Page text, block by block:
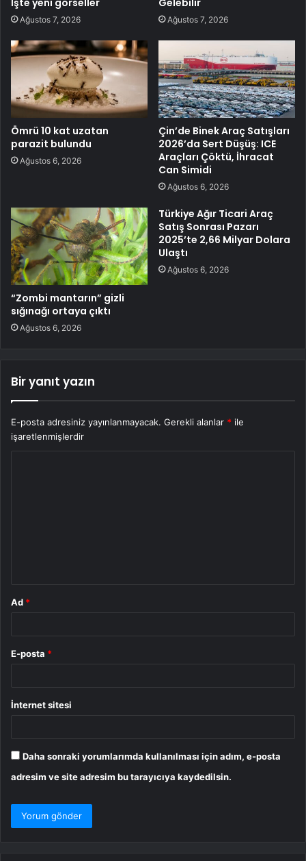
Ağustos 7, 2026 Ağustos 7, 2026
Ömrü 10 kat uzatan
parazit bulundu
Ağustos 6, 2026
Çin’de Binek Araç Satışları
2026’da Sert Düşüş: ICE
Araçları Çöktü, İhracat
Can Simidi
Ağustos 6, 2026
“Zombi mantarın” gizli
sığınağı ortaya çıktı
Ağustos 6, 2026
Türkiye Ağır Ticari Araç
Satış Sonrası Pazarı
2025’te 2,66 Milyar Dolara
Ulaştı
Ağustos 6, 2026
Bir yanıt yazın
E-posta adresiniz yayınlanmayacak. Gerekli alanlar * ile
işaretlenmişlerdir
Ad *
E-posta *
İnternet sitesi
Daha sonraki yorumlarımda kullanılması için adım, e-posta
adresim ve site adresim bu tarayıcıya kaydedilsin.